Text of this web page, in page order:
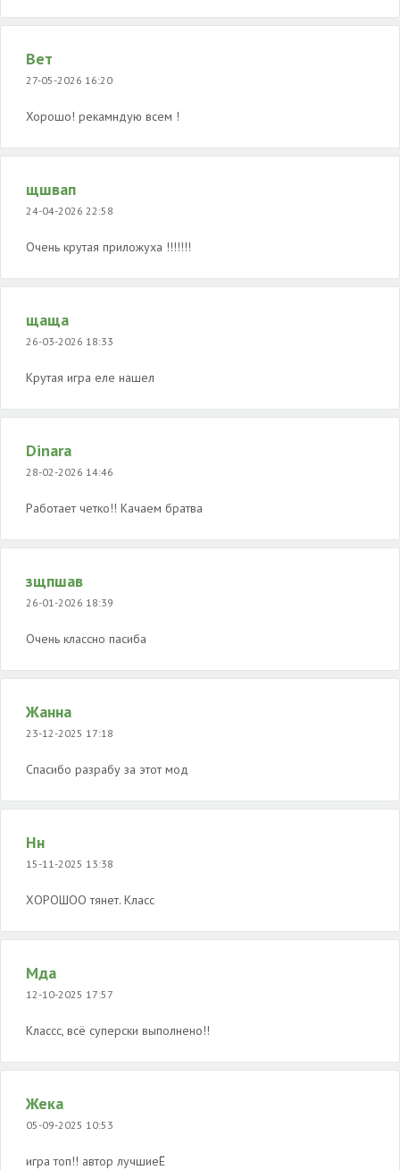
Вет
27-05-2026 16:20
Хорошо! рекамндую всем !
щшвап
24-04-2026 22:58
Очень крутая приложуха !!!!!!!
щаща
26-03-2026 18:33
Крутая игра еле нашел
Dinara
28-02-2026 14:46
Работает четко!! Качаем братва
зщпшав
26-01-2026 18:39
Очень классно пасиба
Жанна
23-12-2025 17:18
Спасибо разрабу за этот мод
Нн
15-11-2025 13:38
ХОРОШОО тянет. Класс
Мда
12-10-2025 17:57
Классс, всё суперски выполнено!!
Жека
05-09-2025 10:53
игра топ!! автор лучшиеЁ